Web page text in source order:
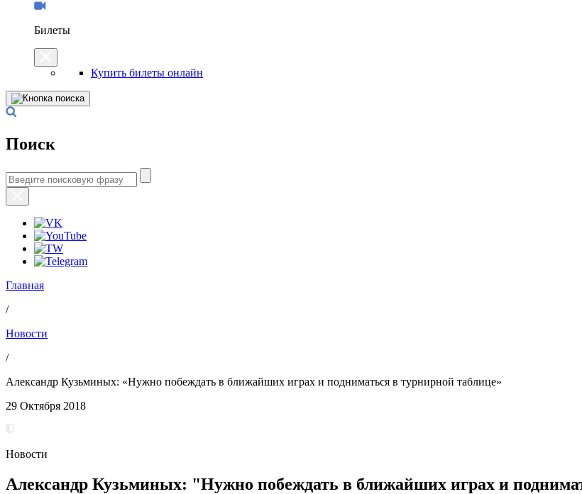
Билеты
Купить билеты онлайн
Поиск
Главная
/
Новости
/
Александр Кузьминых: «Нужно побеждать в ближайших играх и подниматься в турнирной таблице»
29 Октября 2018
Новости
Александр Кузьминых: "Нужно побеждать в ближайших играх и